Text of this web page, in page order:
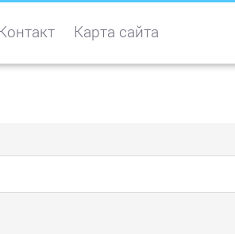
Карта сайта